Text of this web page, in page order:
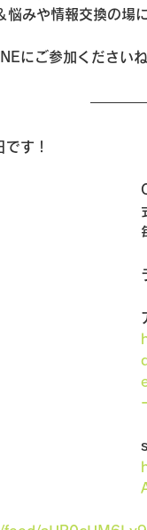
みや情報交換の場
にご参加くださいね
す！